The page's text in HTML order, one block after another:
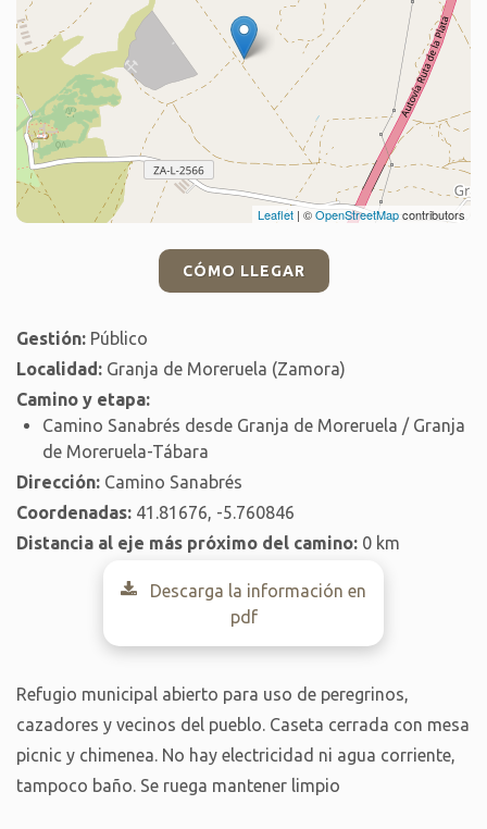
Leaflet | ©OpenStreetMapcontributors
CÓMO LLEGAR
Gestión: Público
Localidad: Granja de Moreruela (Zamora)
Camino y etapa:
Camino Sanabrés desde Granja de Moreruela / Granja
de Moreruela-Tábara
Dirección: Camino Sanabrés
Coordenadas: 41.81676, -5.760846
Distancia al eje más próximo del camino: 0 km
Descarga la información en
pdf
Refugio municipal abierto para uso de peregrinos,
cazadores y vecinos del pueblo. Caseta cerrada con mesa
picnic y chimenea. No hay electricidad ni agua corriente,
tampoco baño. Se ruega mantener limpio